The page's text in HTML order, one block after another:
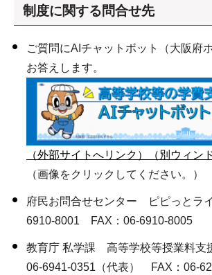
制度に関する問合せ先
ご質問にAIチャットボット（大阪府
お答えします。
（外部サイトへリンク）（別ウィン
（画像をクリックしてください。）
府民お問合せセンター ピピっとラ
6910-8001 FAX：06-6910-8005
教育庁 私学課 高等学校等授業料支
06-6941-0351（代表） FAX：06-